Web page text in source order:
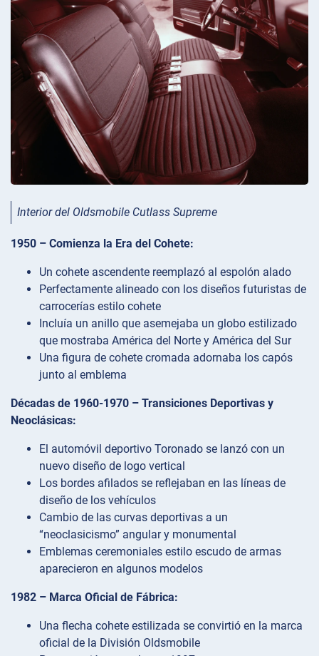
Interior del Oldsmobile Cutlass Supreme
1950 – Comienza la Era del Cohete:
Un cohete ascendente reemplazó al espolón alado
Perfectamente alineado con los diseños futuristas de
carrocerías estilo cohete
Incluía un anillo que asemejaba un globo estilizado
que mostraba América del Norte y América del Sur
Una figura de cohete cromada adornaba los capós
junto al emblema
Décadas de 1960-1970 – Transiciones Deportivas y
Neoclásicas:
El automóvil deportivo Toronado se lanzó con un
nuevo diseño de logo vertical
Los bordes afilados se reflejaban en las líneas de
diseño de los vehículos
Cambio de las curvas deportivas a un
“neoclasicismo” angular y monumental
Emblemas ceremoniales estilo escudo de armas
aparecieron en algunos modelos
1982 – Marca Oficial de Fábrica:
Una flecha cohete estilizada se convirtió en la marca
oficial de la División Oldsmobile